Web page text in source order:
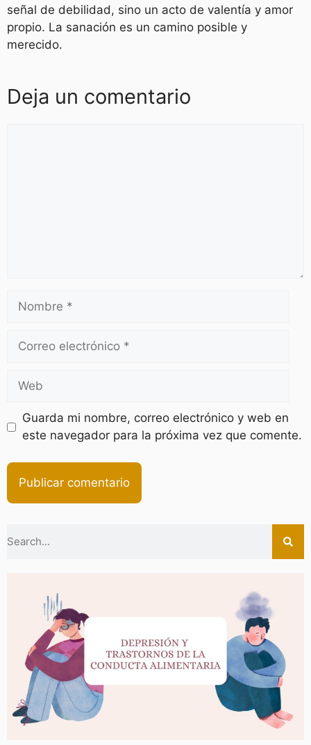
señal de debilidad, sino un acto de valentía y amor
propio. La sanación es un camino posible y
merecido.
Deja un comentario
Guarda mi nombre, correo electrónico y web en
este navegador para la próxima vez que comente.